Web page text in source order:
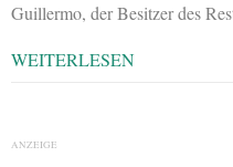
Guillermo, der Besitzer des
WEITERLESEN
ANZEIGE